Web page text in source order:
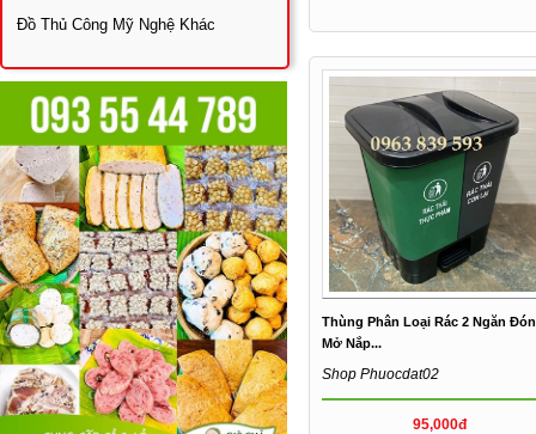
Đồ Thủ Công Mỹ Nghệ Khác
Thùng Phân Loại Rác 2 Ngăn
Mở Nắp...
Shop Phuocdat02
95,000đ